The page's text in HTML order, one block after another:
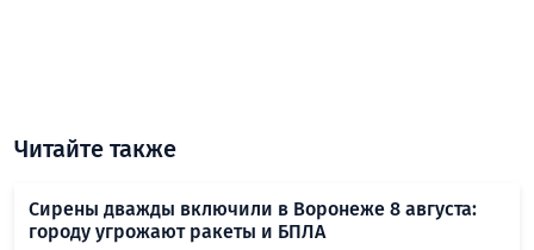
Читайте также
Сирены дважды включили в Воронеже 8 августа:
городу угрожают ракеты и БПЛА